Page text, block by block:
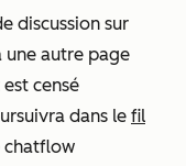
discussion sur
une autre page
censé
dans le fil
chatflow